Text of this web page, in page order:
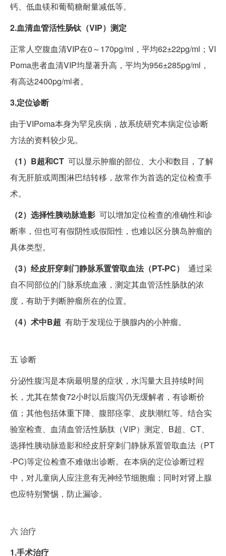
钙、低血镁和葡萄糖耐量减低等。
2.血清血管活性肠钛（VIP）测定
正常人空腹血清VIP在0～170pg/ml，平均62±22pg/ml；VI
Poma患者血清VIP均显著升高，平均为956±285pg/ml，
有高达2400pg/ml者。
3.定位诊断
由于VIPoma本身为罕见疾病，故系统研究本病定位诊断
方法的资料较少见。
（1）B超和CT 可以显示肿瘤的部位、大小和数目，了解
有无肝脏或周围淋巴结转移，故常作为首选的定位检查手
术。
（2）选择性胰动脉造影 可以增加定位检查的准确性和诊
断率，但也可有假阴性或假阳性，也难以区分胰岛肿瘤的
具体类型。
（3）经皮肝穿刺门静脉系置管取血法（PT-PC）
通过采
自不同部位的门脉系统血液，测定其血管活性肠肽的浓
度，有助于判断肿瘤所在的位置。
（4）术中B超 有助于发现位于胰腺内的小肿瘤。
五 诊断
分泌性腹泻是本病最明显的症状，水泻量大且持续时间
长，尤其在禁食72小时以后腹泻仍无缓解者，有诊断价
值；其他包括体重下降、腹部痉挛、皮肤潮红等。结合实
验室检查、血清血管活性肠肽（VIP）测定、B超、CT、
选择性胰动脉造影和经皮肝穿刺门静脉系置管取血法（PT
-PC)等定位检查不难做出诊断。在本病的定位诊断过程
中，对儿童病人应注意有无神经节细胞瘤；同时对肾上腺
也应特别警惕，防止漏诊。
六治疗
1.手术治疗